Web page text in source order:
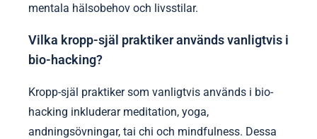
mentala hälsobehov och livsstilar.
Vilka kropp-själ praktiker används vanligtvis i
bio-hacking?
Kropp-själ praktiker som vanligtvis används i bio-
hacking inkluderar meditation, yoga,
andningsövningar, tai chi och mindfulness. Dessa